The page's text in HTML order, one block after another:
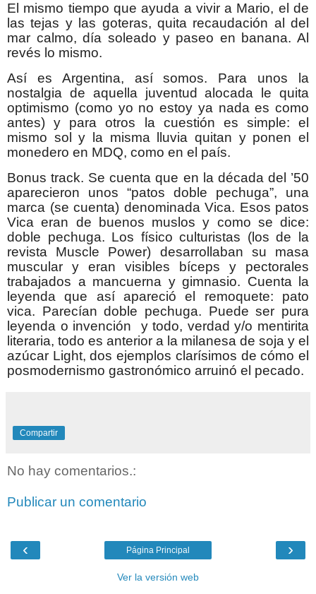
El mismo tiempo que ayuda a vivir a Mario, el de
las tejas y las goteras, quita recaudación al del
mar calmo, día soleado y paseo en banana. Al
revés lo mismo.
Así es Argentina, así somos. Para unos la
nostalgia de aquella juventud alocada le quita
optimismo (como yo no estoy ya nada es como
antes) y para otros la cuestión es simple: el
mismo sol y la misma lluvia quitan y ponen el
monedero en MDQ, como en el país.
Bonus track. Se cuenta que en la década del ’50
aparecieron unos “patos doble pechuga”, una
marca (se cuenta) denominada Vica. Esos patos
Vica eran de buenos muslos y como se dice:
doble pechuga. Los físico culturistas (los de la
revista Muscle Power) desarrollaban su masa
muscular y eran visibles bíceps y pectorales
trabajados a mancuerna y gimnasio. Cuenta la
leyenda que así apareció el remoquete: pato
vica. Parecían doble pechuga. Puede ser pura
leyenda o invención y todo, verdad y/o mentirita
literaria, todo es anterior a la milanesa de soja y el
azúcar Light, dos ejemplos clarísimos de cómo el
posmodernismo gastronómico arruinó el pecado.
Compartir
No hay comentarios.:
Publicar un comentario
‹ ›
Página Principal
Ver la versión web